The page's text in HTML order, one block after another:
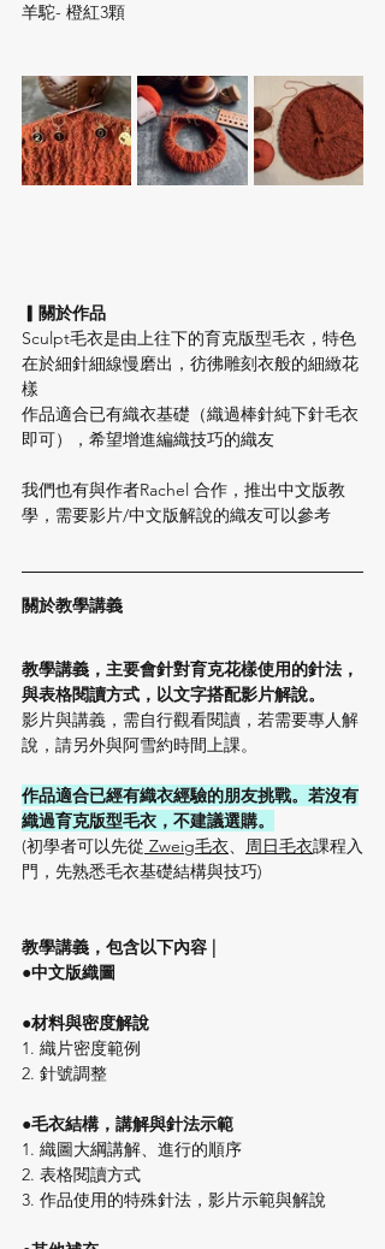
羊駝- 橙紅3顆
▎關於作品
Sculpt毛衣是由上往下的育克版型毛衣，特色
在於細針細線慢磨出，彷彿雕刻衣般的細緻花
樣
作品適合已有織衣基礎（織過棒針純下針毛衣
即可），希望增進編織技巧的織友
我們也有與作者Rachel 合作，推出中文版教
學，需要影片/中文版解說的織友可以參考
關於教學講義
教學講義，主要會針對育克花樣使用的針法，
與表格閱讀方式，以文字搭配影片解說。
影片與講義，需自行觀看閱讀，若需要專人解
說，請另外與阿雪約時間上課。
作品適合已經有織衣經驗的朋友挑戰。若沒有
織過育克版型毛衣，不建議選購。
(初學者可以先從 Zweig毛衣、 周日毛衣課程入
門，先熟悉毛衣基礎結構與技巧)
教學講義，包含以下內容 |
●中文版織圖
●材料與密度解說
1. 織片密度範例
2. 針號調整
●毛衣結構，講解與針法示範
1. 織圖大綱講解、進行的順序
2. 表格閱讀方式
3. 作品使用的特殊針法，影片示範與解說